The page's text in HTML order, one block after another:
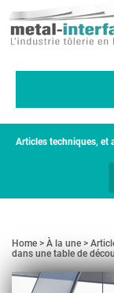
au
contenu
Articles techniques, et
Home À la une
dans une table de